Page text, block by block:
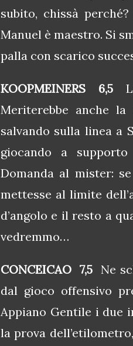
subito, chissà
Manuel è maestro. Si
palla con scarico
KOOPMEINERS 6,5
Meriterebbe anche
salvando sulla linea a
giocando a
Domanda al mister:
mettesse al limite
d’angolo e il resto a
vedremmo…
CONCEICAO 7,5 Ne
dal gioco offensivo
Appiano Gentile i due
la prova